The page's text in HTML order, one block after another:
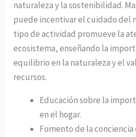
naturaleza y la sostenibilidad.
puede incentivar el cuidado del
tipo de actividad promueve la
ecosistema, enseñando la
equilibrio en la naturaleza y el
recursos.
Educación sobre la
en el hogar.
Fomento de la